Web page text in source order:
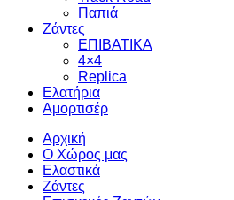
Παπιά
Ζάντες
ΕΠΙΒΑΤΙΚΑ
4×4
Replica
Ελατήρια
Αμορτισέρ
Αρχική
Ο Χώρος μας
Ελαστικά
Ζάντες